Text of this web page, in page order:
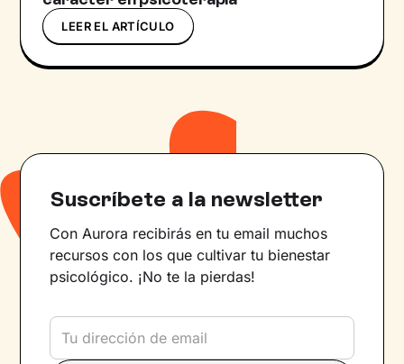
LEER EL ARTÍCULO
Suscríbete a la newsletter
Con Aurora recibirás en tu email muchos
recursos con los que cultivar tu bienestar
psicológico. ¡No te la pierdas!